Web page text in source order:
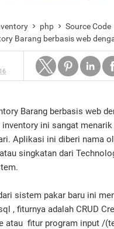
 php  Source Code
Barang berbasis web
Barang berbasis web
ini sangat menarik
Aplikasi ini diberi nama
singkatan dari
sistem pakar baru ini
, fiturnya adalah CRUD
atau fitur program input /